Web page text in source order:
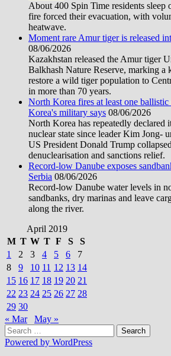
About 400 Spin Time residents sleep
fire forced their evacuation, with
heatwave.
Moment rare Amur tiger is released
08/06/2026
Kazakhstan released the Amur tiger
Balkhash Nature Reserve, marking a
restore a wild tiger population to
in more than 70 years.
North Korea fires at least one ballistic
Korea's military says 08/06/2026
North Korea has repeatedly declared
nuclear state since leader Kim Jong-
US President Donald Trump
denuclearisation and sanctions relief.
Record-low Danube exposes
Serbia 08/06/2026
Record-low Danube water levels in
sandbanks, dry marinas and leave
along the river.
April 2019
M T W T F S
S
1
2 3 4 5 6
7
8
9 10 11 12 13 14
15 16 17 18 19 20 21
22 23 24 25 26 27 28
29 30
« Mar
May »
Search
for:
Powered by WordPress